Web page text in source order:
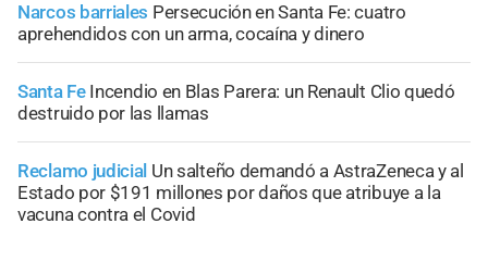
Narcos barriales Persecución en Santa Fe: cuatro
aprehendidos con un arma, cocaína y dinero
Santa Fe Incendio en Blas Parera: un Renault Clio quedó
destruido por las llamas
Reclamo judicial Un salteño demandó a AstraZeneca y al
Estado por $191 millones por daños que atribuye a la
vacuna contra el Covid